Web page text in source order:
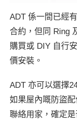
ADT 係一間已經
合約，但同 Ring
購買或 DIY 自行
價安裝。
ADT 亦可以選擇
如果屋內嘅防盜
聯絡用家，確定